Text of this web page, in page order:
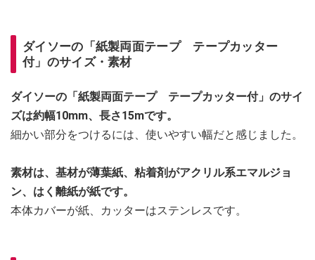
ダイソーの「紙製両面テープ テープカッター
付」のサイズ・素材
ダイソーの「紙製両面テープ テープカッター付」のサイ
ズは約幅10mm、長さ15mです。
細かい部分をつけるには、使いやすい幅だと感じました。
素材は、基材が薄葉紙、粘着剤がアクリル系エマルジョ
ン、はく離紙が紙です。
本体カバーが紙、カッターはステンレスです。